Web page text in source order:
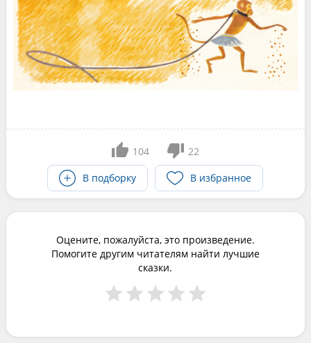
104
22
В подборку
В избранное
Оцените, пожалуйста, это произведение.
Помогите другим читателям найти лучшие
сказки.